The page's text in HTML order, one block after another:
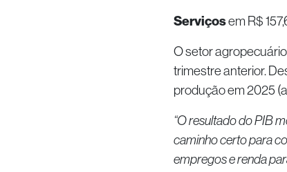
Serviçosem R$
O setor
trimestre anterior.
produção em 2025
“O resultado do PIB
caminho certo para
empregos e renda